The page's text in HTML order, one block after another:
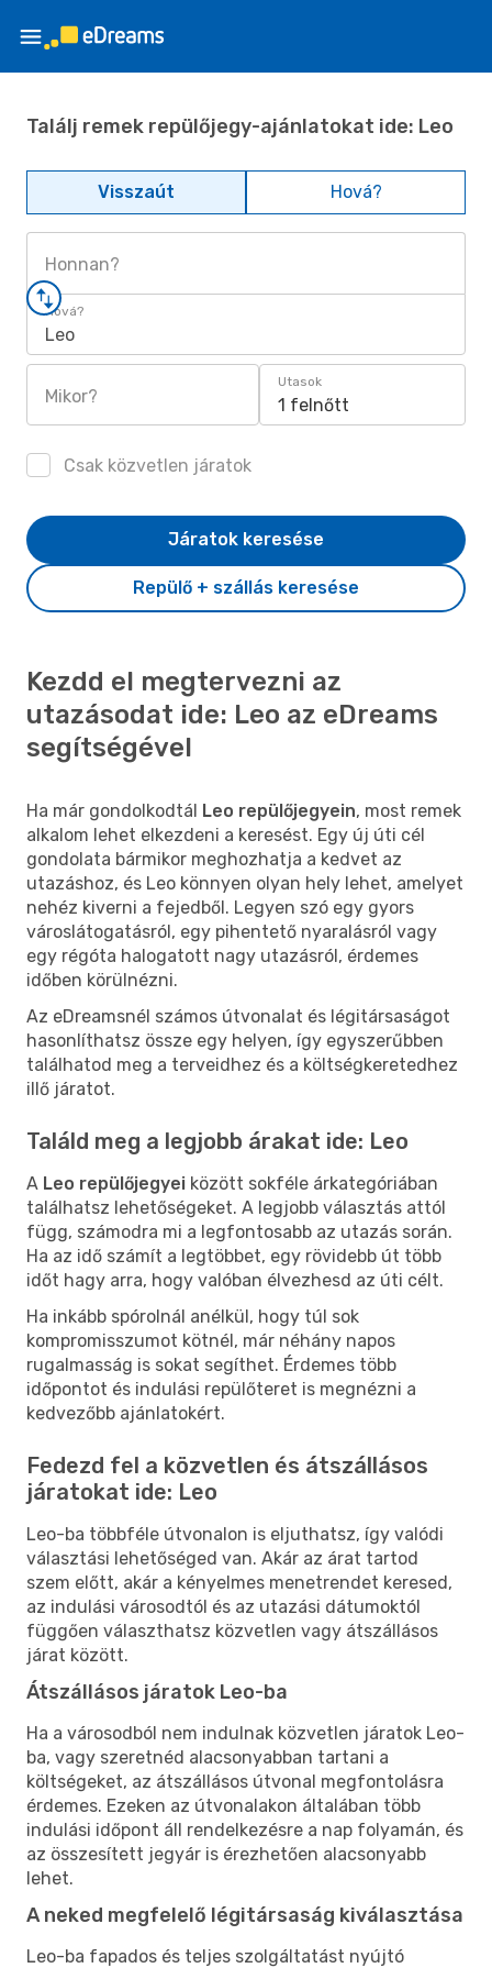
Találj remek repülőjegy-ajánlatokat ide: Leo
Visszaút Hová?
Honnan?
Hová?
Leo
Mikor?
Utasok
1 felnőtt
Csak közvetlen járatok
Repülő + szállás keresése
Járatok keresése
Kezdd el megtervezni az
utazásodat ide: Leo az eDreams
segítségével
Ha már gondolkodtál Leo repülőjegyein, most remek
alkalom lehet elkezdeni a keresést. Egy új úti cél
gondolata bármikor meghozhatja a kedvet az
utazáshoz, és Leo könnyen olyan hely lehet, amelyet
nehéz kiverni a fejedből. Legyen szó egy gyors
városlátogatásról, egy pihentető nyaralásról vagy
egy régóta halogatott nagy utazásról, érdemes
időben körülnézni.
Az eDreamsnél számos útvonalat és légitársaságot
hasonlíthatsz össze egy helyen, így egyszerűbben
találhatod meg a terveidhez és a költségkeretedhez
illő járatot.
Találd meg a legjobb árakat ide: Leo
A Leo repülőjegyei között sokféle árkategóriában
találhatsz lehetőségeket. A legjobb választás attól
függ, számodra mi a legfontosabb az utazás során.
Ha az idő számít a legtöbbet, egy rövidebb út több
időt hagy arra, hogy valóban élvezhesd az úti célt.
Ha inkább spórolnál anélkül, hogy túl sok
kompromisszumot kötnél, már néhány napos
rugalmasság is sokat segíthet. Érdemes több
időpontot és indulási repülőteret is megnézni a
kedvezőbb ajánlatokért.
Fedezd fel a közvetlen és átszállásos
járatokat ide: Leo
Leo-ba többféle útvonalon is eljuthatsz, így valódi
választási lehetőséged van. Akár az árat tartod
szem előtt, akár a kényelmes menetrendet keresed,
az indulási városodtól és az utazási dátumoktól
függően választhatsz közvetlen vagy átszállásos
járat között.
Átszállásos járatok Leo-ba
Ha a városodból nem indulnak közvetlen járatok Leo-
ba, vagy szeretnéd alacsonyabban tartani a
költségeket, az átszállásos útvonal megfontolásra
érdemes. Ezeken az útvonalakon általában több
indulási időpont áll rendelkezésre a nap folyamán, és
az összesített jegyár is érezhetően alacsonyabb
lehet.
A neked megfelelő légitársaság kiválasztása
Leo-ba fapados és teljes szolgáltatást nyújtó